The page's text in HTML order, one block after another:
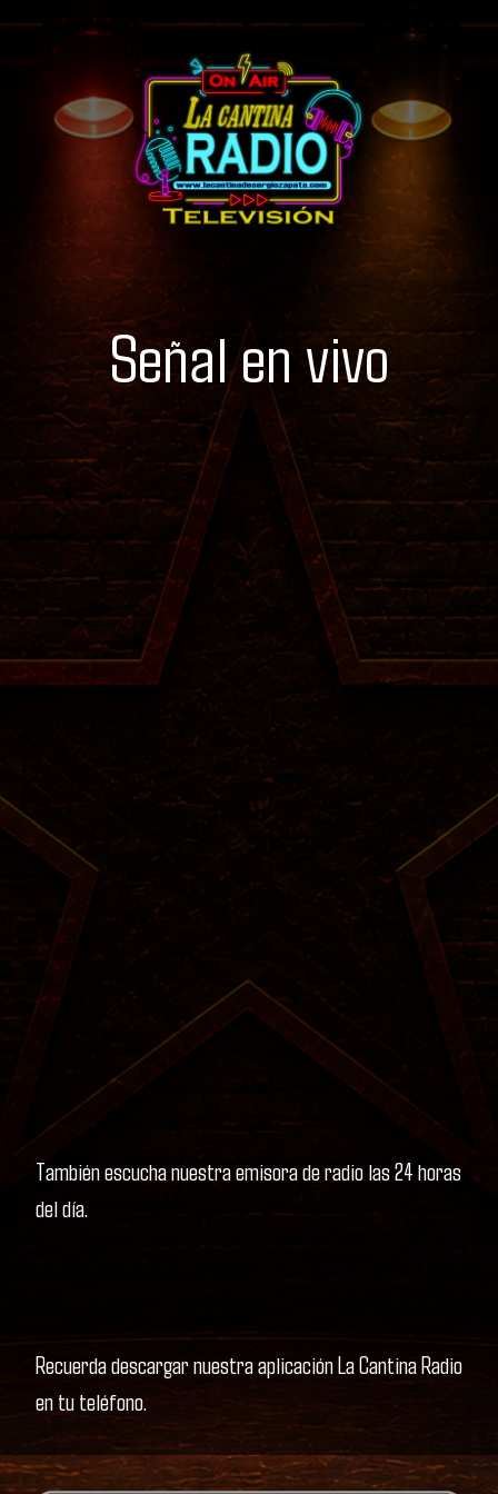
Señal en vivo
También escucha nuestra emisora de radio las 24 horas
del día.
Recuerda descargar nuestra aplicación La Cantina Radio
en tu teléfono.